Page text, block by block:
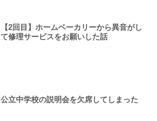
【2回目】ホームベーカリーから異音がし
て修理サービスをお願いした話
公立中学校の説明会を欠席してしまった